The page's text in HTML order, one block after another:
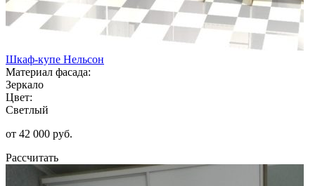
Шкаф-купе Нельсон
Материал фасада:
Зеркало
Цвет:
Светлый
от 42 000 руб.
Рассчитать